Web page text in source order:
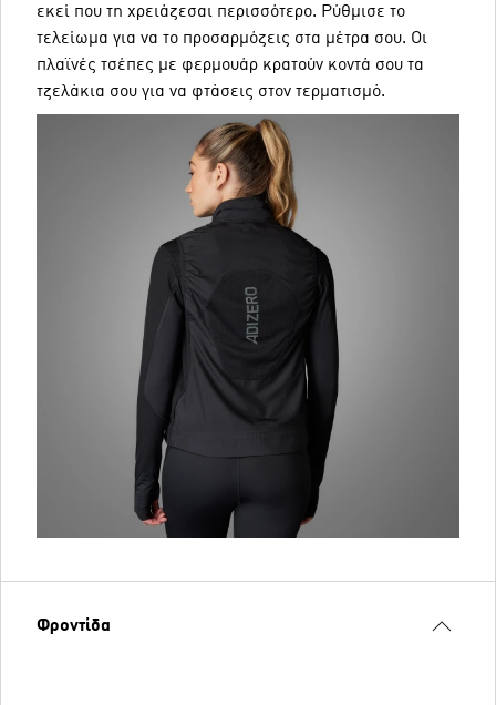
εκεί που τη χρειάζεσαι περισσότερο. Ρύθμισε το
τελείωμα για να το προσαρμόζεις στα μέτρα σου. Οι
πλαϊνές τσέπες με φερμουάρ κρατούν κοντά σου τα
τζελάκια σου για να φτάσεις στον τερματισμό.
Φροντίδα